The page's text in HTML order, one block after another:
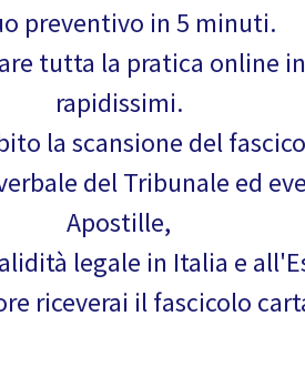
preventivo in 5 minuti.
tutta la pratica online
rapidissimi.
la scansione del
del Tribunale ed
Apostille,
legale in Italia e
riceverai il fascicolo